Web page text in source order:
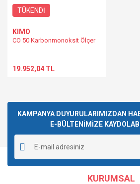
TÜKENDİ
KIMO
CO 50 Karbonmonoksit Ölçer
19.952,04 TL
KAMPANYA DUYURULARIMIZDAN
E-BÜLTENİMİZE
KURUMSAL